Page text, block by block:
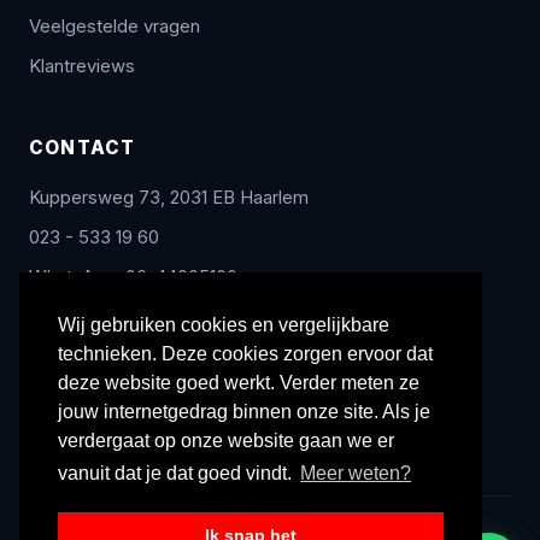
Wij gebruiken cookies en vergelijkbare
technieken. Deze cookies zorgen ervoor dat
deze website goed werkt. Verder meten ze
jouw internetgedrag binnen onze site. Als je
verdergaat op onze website gaan we er
vanuit dat je dat goed vindt. Meer weten?
Ik snap het
Veelgestelde vragen
Klantreviews
CONTACT
Kuppersweg 73, 2031 EB Haarlem
023 - 533 19 60
WhatsApp: 06-44005100
info@radex-benelux.nl
Ma – Vrij: 9:00 – 17:00